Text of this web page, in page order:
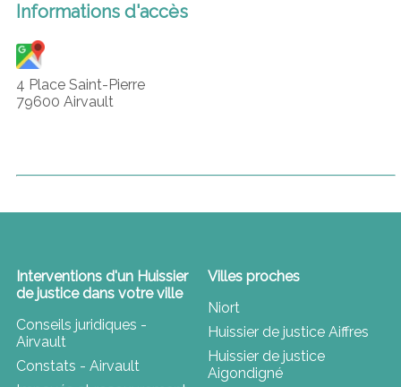
Informations d'accès
4 Place Saint-Pierre
79600 Airvault
Interventions d'un Huissier
de justice dans votre ville
Conseils juridiques -
Airvault
Constats - Airvault
Villes proches
Niort
Huissier de justice Aiffres
Huissier de justice
Aigondigné